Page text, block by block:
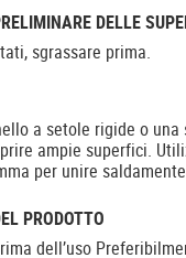
DELLE
sgrassare prima.
a setole rigide o
ampie superfici.
per unire
PRODOTTO
dell’uso